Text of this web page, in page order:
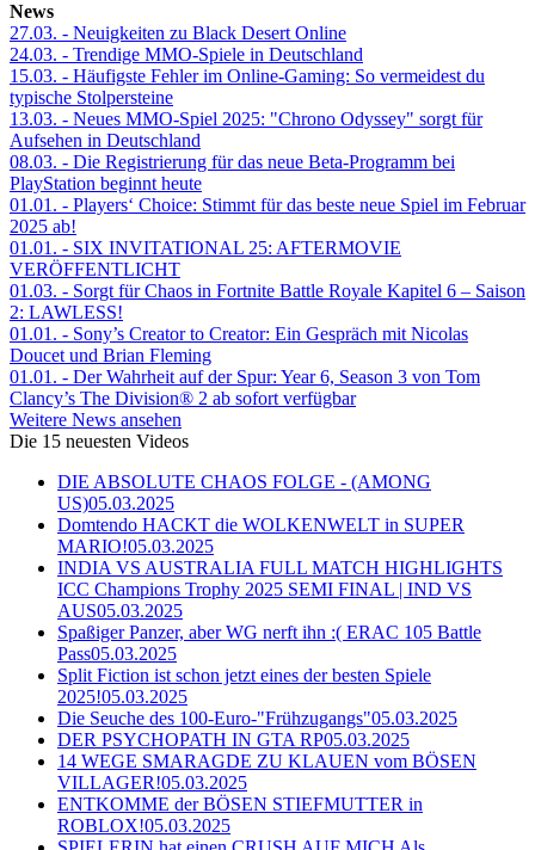
News
27.03. - Neuigkeiten zu Black Desert Online
24.03. - Trendige MMO-Spiele in Deutschland
15.03. - Häufigste Fehler im Online-Gaming: So vermeidest du
typische Stolpersteine
13.03. - Neues MMO-Spiel 2025: "Chrono Odyssey" sorgt für
Aufsehen in Deutschland
08.03. - Die Registrierung für das neue Beta-Programm bei
PlayStation beginnt heute
01.01. - Players‘ Choice: Stimmt für das beste neue Spiel im Februar
2025 ab!
01.01. - SIX INVITATIONAL 25: AFTERMOVIE
VERÖFFENTLICHT
01.03. - Sorgt für Chaos in Fortnite Battle Royale Kapitel 6 – Saison
2: LAWLESS!
01.01. - Sony’s Creator to Creator: Ein Gespräch mit Nicolas
Doucet und Brian Fleming
01.01. - Der Wahrheit auf der Spur: Year 6, Season 3 von Tom
Clancy’s The Division® 2 ab sofort verfügbar
Weitere News ansehen
Die 15 neuesten Videos
DIE ABSOLUTE CHAOS FOLGE - (AMONG
US)05.03.2025
Domtendo HACKT die WOLKENWELT in SUPER
MARIO!05.03.2025
INDIA VS AUSTRALIA FULL MATCH HIGHLIGHTS
ICC Champions Trophy 2025 SEMI FINAL | IND VS
AUS05.03.2025
Spaßiger Panzer, aber WG nerft ihn :( ERAC 105 Battle
Pass05.03.2025
Split Fiction ist schon jetzt eines der besten Spiele
2025!05.03.2025
Die Seuche des 100-Euro-"Frühzugangs"05.03.2025
DER PSYCHOPATH IN GTA RP05.03.2025
14 WEGE SMARAGDE ZU KLAUEN vom BÖSEN
VILLAGER!05.03.2025
ENTKOMME der BÖSEN STIEFMUTTER in
ROBLOX!05.03.2025